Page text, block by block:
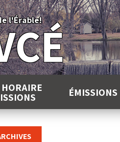
l'Érable!
ÉMISSIONS